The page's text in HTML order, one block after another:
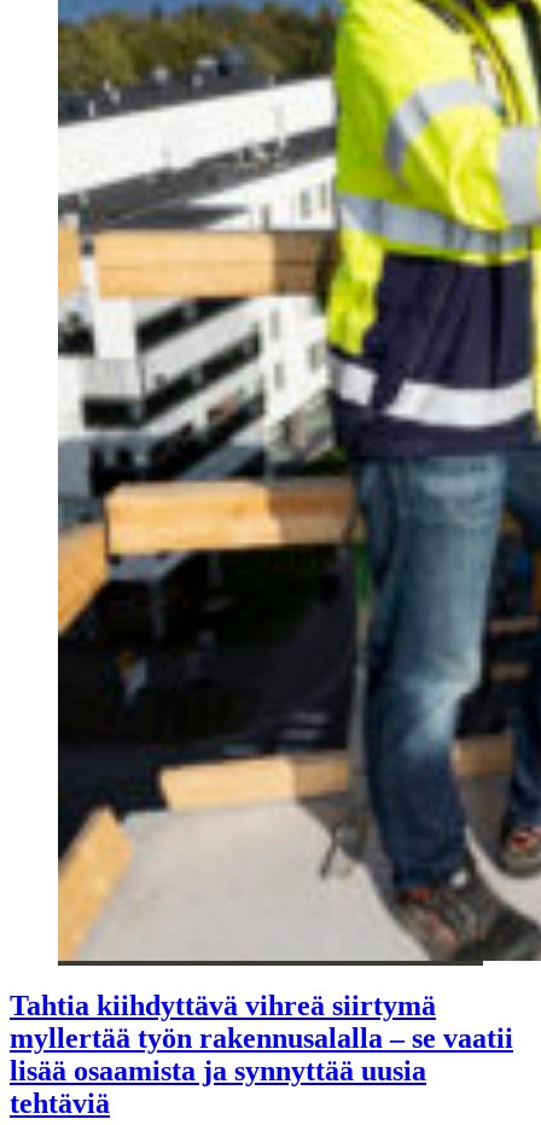
Tahtia kiihdyttävä vihreä siirtymä
myllertää työn rakennusalalla – se vaatii
lisää osaamista ja synnyttää uusia
tehtäviä